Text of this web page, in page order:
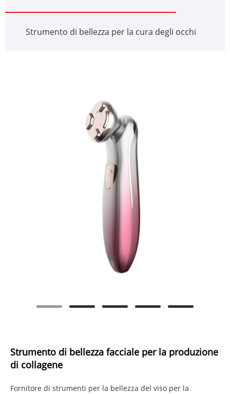
Strumento di bellezza per la cura degli occhi
Strumento di bellezza facciale per la produzione
di collagene
Fornitore di strumenti per la bellezza del viso per la